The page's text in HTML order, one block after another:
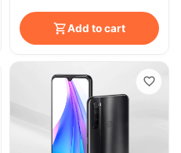
Add to cart